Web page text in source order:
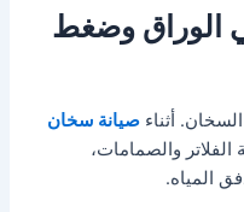
الوراق وضغط
أثناءصيانة سخان
الفلاتر والصمامات،
المياه.